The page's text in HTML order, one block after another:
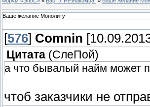
Ваше желание Монолиту
[576] Comnin
Цитата (СлеПoй)
а что бывалый найм может
чтоб заказчики не